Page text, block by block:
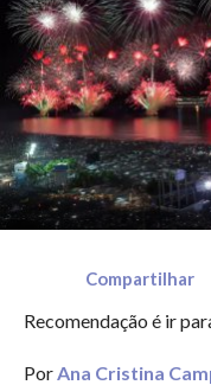
Compartilhar
Recomendação é ir
Por Ana Cristina